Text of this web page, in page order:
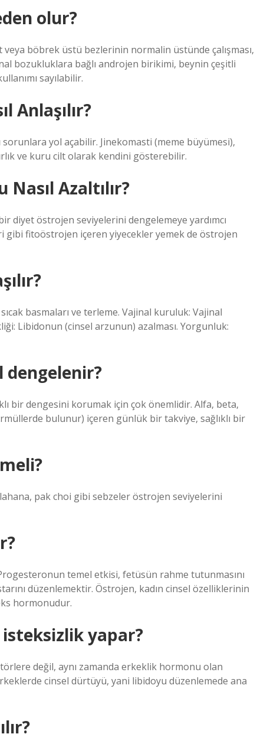
olur?
böbrek üstü bezlerinin normalin üstünde çalışması,
bozukluklara bağlı androjen birikimi, beynin çeşitli
sayılabilir.
Anlaşılır?
yol açabilir. Jinekomasti (meme büyümesi),
ve kuru cilt olarak kendini gösterebilir.
Azaltılır?
diyet östrojen seviyelerini dengelemeye yardımcı
fitoöstrojen içeren yiyecekler yemek de östrojen
basmaları ve terleme. Vajinal kuruluk: Vajinal
Libidonun (cinsel arzunun) azalması. Yorgunluk:
dengelenir?
bir dengesini korumak için çok önemlidir. Alfa, beta,
bulunur) içeren günlük bir takviye, sağlıklı bir
pak choi gibi sebzeler östrojen seviyelerini
temel etkisi, fetüsün rahme tutunmasını
düzenlemektir. Östrojen, kadın cinsel özelliklerinin
hormonudur.
yapar?
değil, aynı zamanda erkeklik hormonu olan
cinsel dürtüyü, yani libidoyu düzenlemede ana